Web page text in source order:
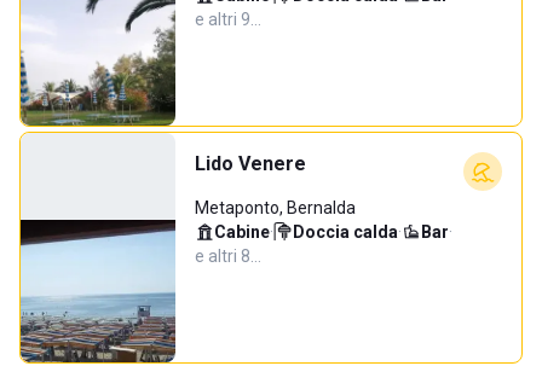
e altri 9…
Lido Venere
Metaponto, Bernalda
Cabine· Doccia calda· Bar·
e altri 8…